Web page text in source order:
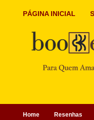
PÁGINA INICIAL
Home Resenhas